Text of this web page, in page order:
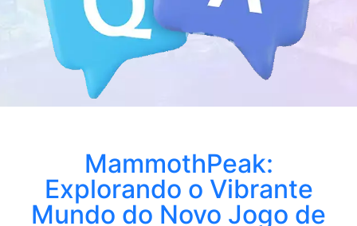
MammothPeak:
Explorando o Vibrante
Mundo do Novo Jogo de